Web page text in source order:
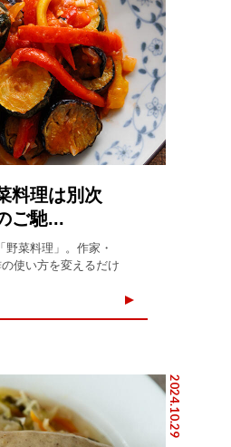
料理は別次
ご馳...
菜料理」。作家・
使い方を変えるだけ
2024.10.29